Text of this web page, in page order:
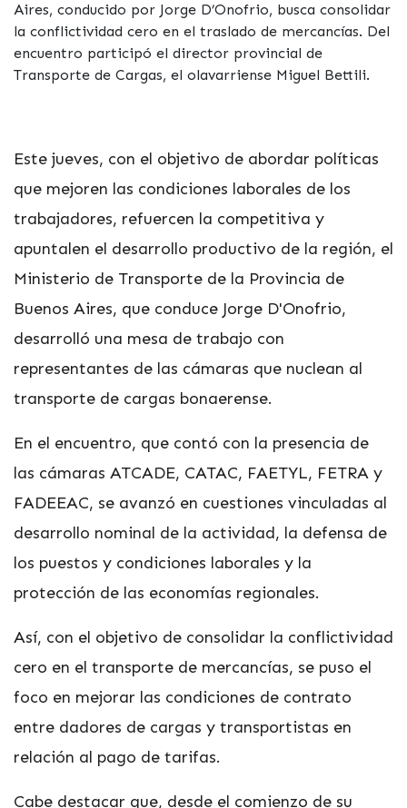
Aires, conducido por Jorge D’Onofrio, busca consolidar
la conflictividad cero en el traslado de mercancías. Del
encuentro participó el director provincial de
Transporte de Cargas, el olavarriense Miguel Bettili.
Este jueves, con el objetivo de abordar políticas
que mejoren las condiciones laborales de los
trabajadores, refuercen la competitiva y
apuntalen el desarrollo productivo de la región, el
Ministerio de Transporte de la Provincia de
Buenos Aires, que conduce Jorge D'Onofrio,
desarrolló una mesa de trabajo con
representantes de las cámaras que nuclean al
transporte de cargas bonaerense.
En el encuentro, que contó con la presencia de
las cámaras ATCADE, CATAC, FAETYL, FETRA y
FADEEAC, se avanzó en cuestiones vinculadas al
desarrollo nominal de la actividad, la defensa de
los puestos y condiciones laborales y la
protección de las economías regionales.
Así, con el objetivo de consolidar la conflictividad
cero en el transporte de mercancías, se puso el
foco en mejorar las condiciones de contrato
entre dadores de cargas y transportistas en
relación al pago de tarifas.
Cabe destacar que, desde el comienzo de su